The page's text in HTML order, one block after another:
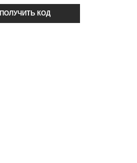
ПОЛУЧИТЬ КОД